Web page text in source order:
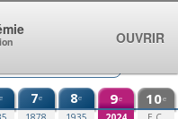
e 7e 8e 9e 10e
OUVRIR